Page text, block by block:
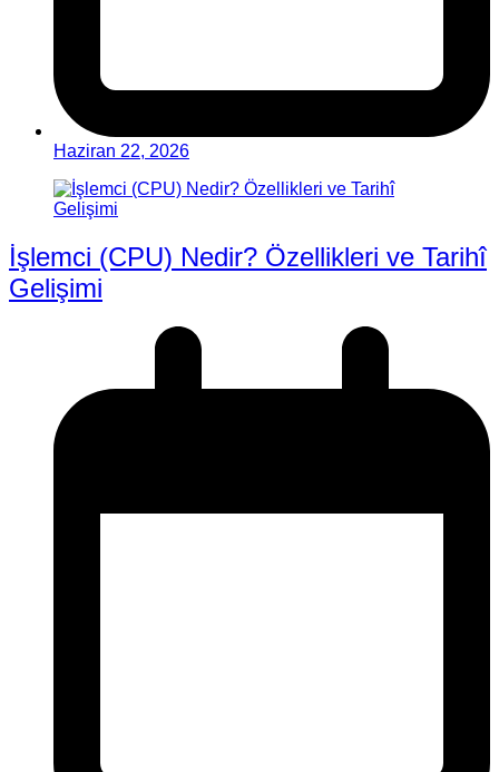
Haziran 22, 2026
İşlemci (CPU) Nedir? Özellikleri ve Tarihî
Gelişimi